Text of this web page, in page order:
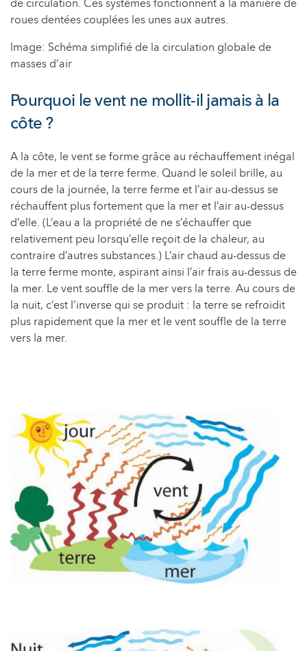
de circulation. Ces systèmes fonctionnent à la manière de
roues dentées couplées les unes aux autres.
Image: Schéma simplifié de la circulation globale de
masses d‘air
Pourquoi le vent ne mollit-il jamais à la
côte ?
A la côte, le vent se forme grâce au réchauffement inégal
de la mer et de la terre ferme. Quand le soleil brille, au
cours de la journée, la terre ferme et l’air au-dessus se
réchauffent plus fortement que la mer et l’air au-dessus
d’elle. (L’eau a la propriété de ne s’échauffer que
relativement peu lorsqu’elle reçoit de la chaleur, au
contraire d’autres substances.) L’air chaud au-dessus de
la terre ferme monte, aspirant ainsi l’air frais au-dessus de
la mer. Le vent souffle de la mer vers la terre. Au cours de
la nuit, c’est l’inverse qui se produit : la terre se refroidit
plus rapidement que la mer et le vent souffle de la terre
vers la mer.